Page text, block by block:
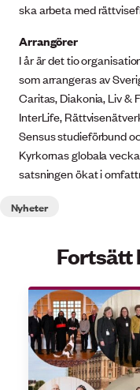
ska arbeta med
Arrangörer
I år är det tio
som arrangeras av
Caritas, Diakonia, Liv &
InterLife,
Sensus studieförbund
Kyrkornas globala
satsningen ökat i
Nyheter
Fortsätt